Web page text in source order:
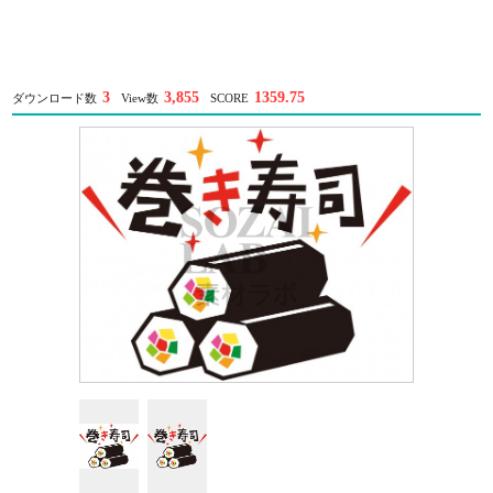
ダウンロード数 3 View数 3,855 SCORE 1359.75